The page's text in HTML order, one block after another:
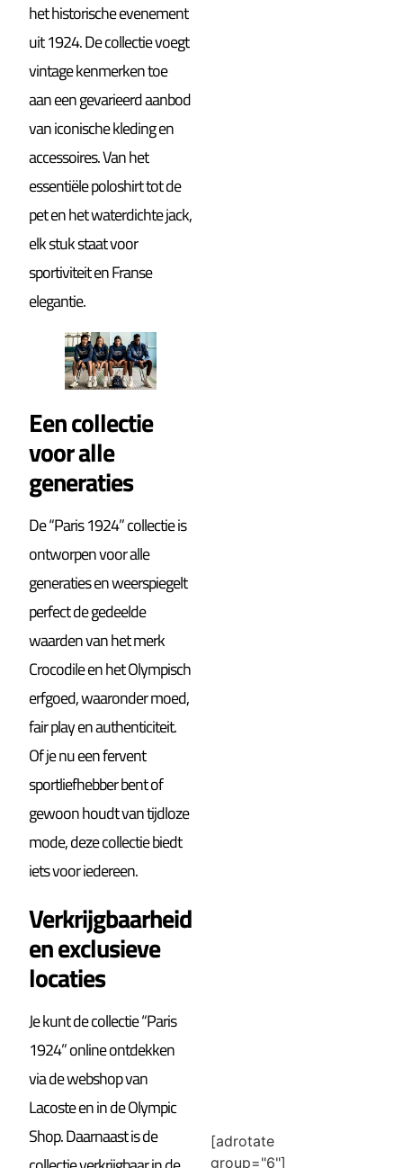
het historische evenement
uit 1924. De collectie voegt
vintage kenmerken toe
aan een gevarieerd aanbod
van iconische kleding en
accessoires. Van het
essentiële poloshirt tot de
pet en het waterdichte jack,
elk stuk staat voor
sportiviteit en Franse
elegantie.
Een collectie
voor alle
generaties
De “Paris 1924” collectie is
ontworpen voor alle
generaties en weerspiegelt
perfect de gedeelde
waarden van het merk
Crocodile en het Olympisch
erfgoed, waaronder moed,
fair play en authenticiteit.
Of je nu een fervent
sportliefhebber bent of
gewoon houdt van tijdloze
mode, deze collectie biedt
iets voor iedereen.
Verkrijgbaarheid
en exclusieve
locaties
Je kunt de collectie “Paris
1924” online ontdekken
via de webshop van
Lacoste en in de Olympic
Shop. Daarnaast is de
[adrotate
group="6"]